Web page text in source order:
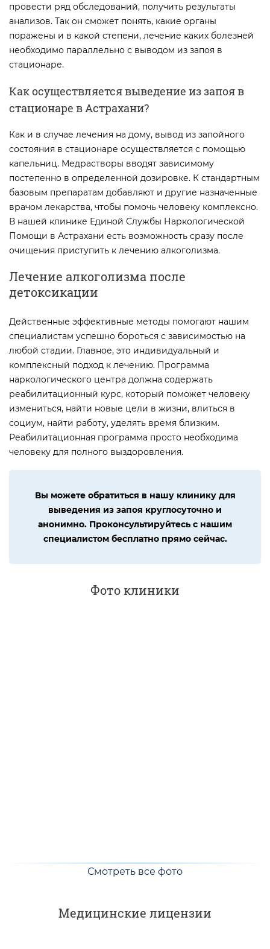
провести ряд обследований, получить результаты
анализов. Так он сможет понять, какие органы
поражены и в какой степени, лечение каких болезней
необходимо параллельно с выводом из запоя в
стационаре.
Как осуществляется выведение из запоя в
стационаре в Астрахани?
Как и в случае лечения на дому, вывод из запойного
состояния в стационаре осуществляется с помощью
капельниц. Медрастворы вводят зависимому
постепенно в определенной дозировке. К стандартным
базовым препаратам добавляют и другие назначенные
врачом лекарства, чтобы помочь человеку комплексно.
В нашей клинике Единой Службы Наркологической
Помощи в Астрахани есть возможность сразу после
очищения приступить к лечению алкоголизма.
Лечение алкоголизма после
детоксикации
Действенные эффективные методы помогают нашим
специалистам успешно бороться с зависимостью на
любой стадии. Главное, это индивидуальный и
комплексный подход к лечению. Программа
наркологического центра должна содержать
реабилитационный курс, который поможет человеку
измениться, найти новые цели в жизни, влиться в
социум, найти работу, уделять время близким.
Реабилитационная программа просто необходима
человеку для полного выздоровления.
Вы можете обратиться в нашу клинику для
выведения из запоя круглосуточно и
анонимно. Проконсультируйтесь с нашим
специалистом бесплатно прямо сейчас.
Фото клиники
Смотреть все фото
Медицинские лицензии